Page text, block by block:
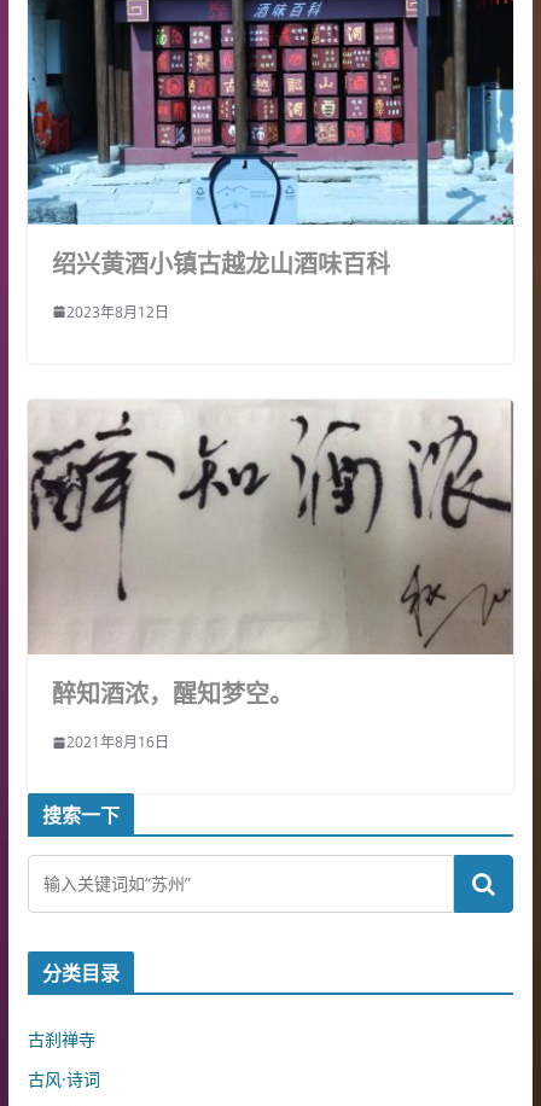
绍兴黄酒小镇古越龙山酒味百科
2023年8月12日
醉知酒浓，醒知梦空。
2021年8月16日
搜索一下
分类目录
古刹禅寺
古风·诗词